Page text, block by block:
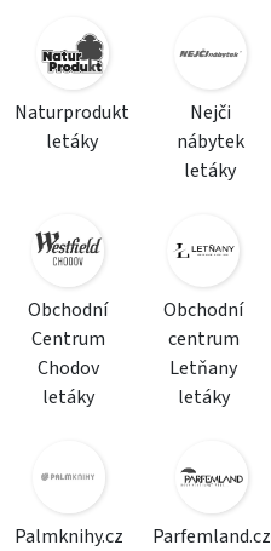
Naturprodukt
letáky
Nejči
nábytek
letáky
Obchodní
Centrum
Chodov
letáky
Obchodní
centrum
Letňany
letáky
Palmknihy.cz
Parfemland.cz